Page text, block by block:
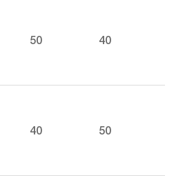
50 40
40 50